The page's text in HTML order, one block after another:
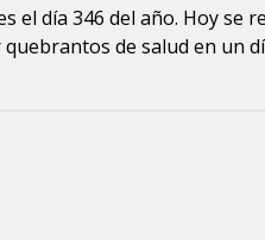
el día 346 del año. Hoy se
de salud en un